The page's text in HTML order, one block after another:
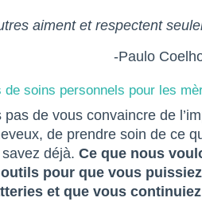
aiment et respectent
-Paulo
de soins personnels pour les
pas de vous convaincre de
de prendre soin de ce
savez déjà. Ce que nous
pour que vous
et que vous